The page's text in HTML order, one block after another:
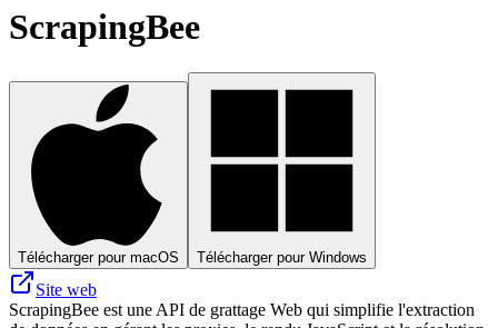
ScrapingBee
Télécharger pour macOS Télécharger pour Windows
Site web
ScrapingBee est une API de grattage Web qui simplifie l'extraction